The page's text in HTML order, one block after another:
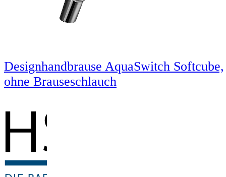
Designhandbrause AquaSwitch Softcube,
ohne Brauseschlauch